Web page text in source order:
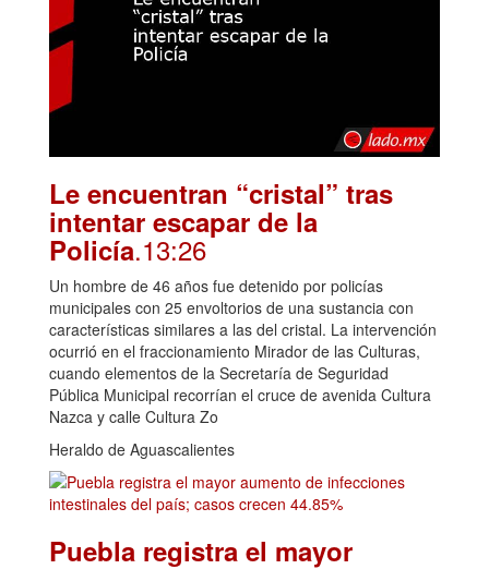
Le encuentran “cristal” tras
intentar escapar de la
Policía.13:26
Un hombre de 46 años fue detenido por policías
municipales con 25 envoltorios de una sustancia con
características similares a las del cristal. La intervención
ocurrió en el fraccionamiento Mirador de las Culturas,
cuando elementos de la Secretaría de Seguridad
Pública Municipal recorrían el cruce de avenida Cultura
Nazca y calle Cultura Zo
Heraldo de Aguascalientes
Puebla registra el mayor